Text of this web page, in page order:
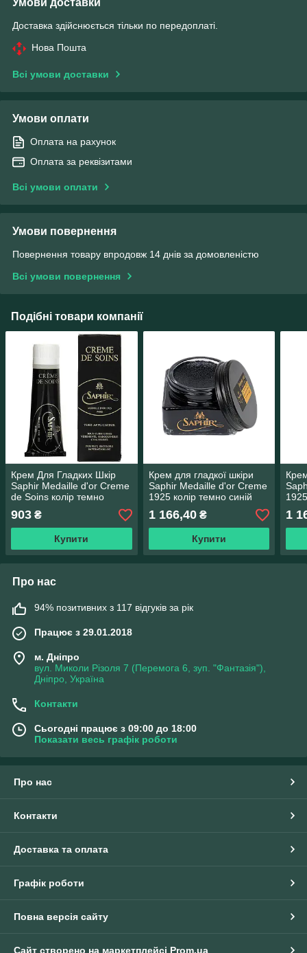
Доставка здійснюється тільки по передоплаті.
Нова Пошта
Всі умови доставки
Умови оплати
Оплата на рахунок
Оплата за реквізитами
Всі умови оплати
Умови повернення
Повернення товару впродовж 14 днів за домовленістю
Всі умови повернення
Подібні товари компанії
Крем Для Гладких Шкір
Saphir Medaille d'or Creme
de Soins колір темно
коричневий (05) 75 мл
903 ₴
Купити
Крем для гладкої шкіри
Saphir Medaille d'or Creme
1925 колір темно синій
(06) 75 мл
1 166,40₴
Купити
1
Про нас
94% позитивних з 117 відгуків за рік
Працює з 29.01.2018
м. Дніпро
вул. Миколи Різоля 7 (Перемога 6, зуп. "Фантазія"),
Дніпро, Україна
Контакти
Сьогодні працює з 09:00 до 18:00
Показати весь графік роботи
Про нас
Контакти
Доставка та оплата
Графік роботи
Повна версія сайту
Сайт створено на маркетплейсі Prom.ua